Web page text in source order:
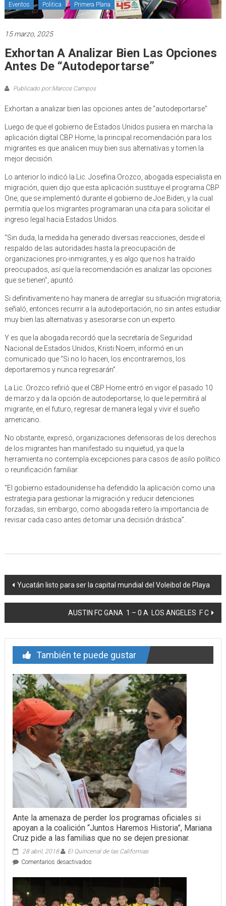
Eventos Politica Primera Plana
15 marzo, 2025
Exhortan A Analizar Bien Las Opciones
Antes De “autodeportarse”
Publicado por:Marcos Campos
Exhortan a analizar bien las opciones antes de “autodeportarse”
Luego de que el gobierno de Estados Unidos pusiera en marcha la
aplicación digital CBP Home, la principal recomendación para los
migrantes es que analicen muy bien sus alternativas y tomen la
mejor decisión.
Lo anterior lo indicó la Lic. Josefina Orozco, abogada especialista en
migración, quien dijo que esta aplicación sustituye el programa CBP
One, que se implementó durante el gobierno de Joe Biden, y la cual
permitía que los migrantes programaran una cita para solicitar el
ingreso legal hacia Estados Unidos.
“Sin duda, la medida ha generado diversas reacciones, desde el
respaldo de las autoridades hasta la preocupación de
organizaciones pro-inmigrantes, y es algo que nos ha traído
preocupados, así que la recomendación es analizar las opciones
que se tienen”, apuntó.
Si definitivamente no hay manera de arreglar su situación migratoria,
señaló, entonces recurrir a la autodeportación, no sin antes estudiar
muy bien las alternativas y asesorarse con un experto.
Y es que la abogada recordó que la secretaría de Seguridad
Nacional de Estados Unidos, Kristi Noem, informó en un
comunicado que “Si no lo hacen, los encontraremos, los
deportaremos y nunca regresarán”.
La Lic. Orozco refirió que el CBP Home entró en vigor el pasado 10
de marzo y da la opción de autodeportarse, lo que le permitirá al
migrante, en el futuro, regresar de manera legal y vivir el sueño
americano.
No obstante, expresó, organizaciones defensoras de los derechos
de los migrantes han manifestado su inquietud, ya que la
herramienta no contempla excepciones para casos de asilo político
o reunificación familiar.
“El gobierno estadounidense ha defendido la aplicación como una
estrategia para gestionar la migración y reducir detenciones
forzadas, sin embargo, como abogada reitero la importancia de
revisar cada caso antes de tomar una decisión drástica”.
Navegación
de
entrada
Yucatán listo para ser la capital mundial del Voleibol de Playa
AUSTIN FC GANA 1 – 0 A LOS ANGELES F C
También te puede gustar
Ante la amenaza de perder los programas oficiales si
apoyan a la coalición “Juntos Haremos Historia”, Mariana
Cruz pide a las familias que no se dejen presionar.
28 abril, 2018
El Quincenal de las Californias
Comentarios desactivadosen
la
de